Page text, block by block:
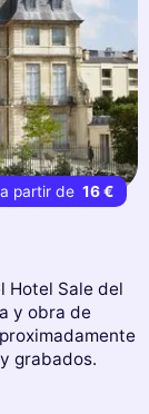
a partir de 16 €
Hotel Sale del
y obra de
grabados.